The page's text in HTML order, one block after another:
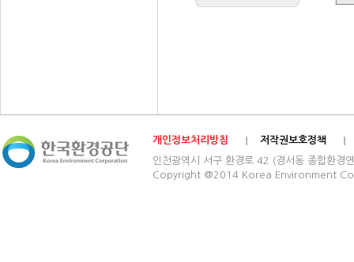
개인정보처리방침
저작권보호정책
인천광역시 서구 환경로 42 (경서동 종합
Copyright @2014 Korea Environment